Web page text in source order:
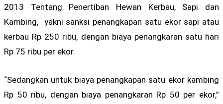
2013 Tentang Penertiban Hewan Kerbau, Sapi dan
Kambing, yakni sanksi penangkapan satu ekor sapi atau
kerbau Rp 250 ribu, dengan biaya penangkaran satu hari
Rp 75 ribu per ekor.
“Sedangkan untuk biaya penangkapan satu ekor kambing
Rp 50 ribu, dengan biaya penangkaran Rp 50 per ekor,”